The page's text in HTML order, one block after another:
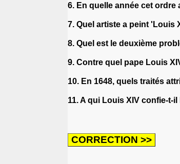
6. En quelle année cet ordre
7. Quel artiste a peint 'Louis
8. Quel est le deuxième
9. Contre quel pape Louis
10. En 1648, quels traités
11. A qui Louis XIV confie-t-